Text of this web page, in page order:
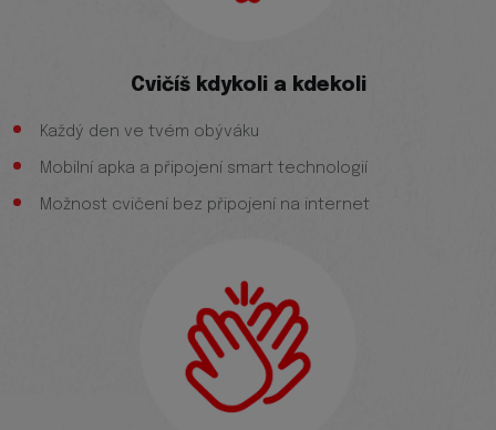
Cvičíš kdykoli a kdekoli
Každý den ve tvém obýváku
Mobilní apka a připojení smart technologií
Možnost cvičení bez připojení na internet